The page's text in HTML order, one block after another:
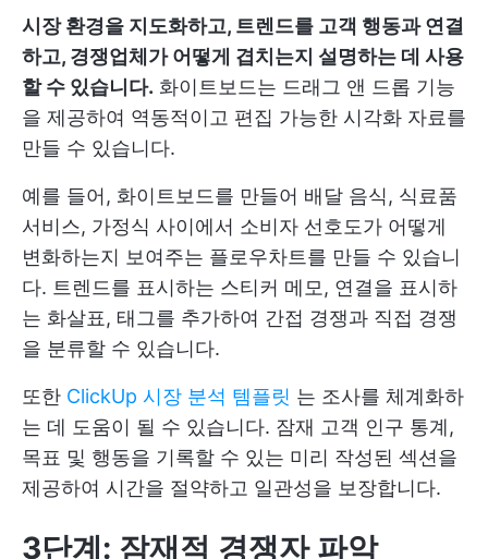
시장 환경을 지도화하고, 트렌드를 고객 행동과 연결
하고, 경쟁업체가 어떻게 겹치는지 설명하는 데 사용
할 수 있습니다. 화이트보드는 드래그 앤 드롭 기능
을 제공하여 역동적이고 편집 가능한 시각화 자료를
만들 수 있습니다.
예를 들어, 화이트보드를 만들어 배달 음식, 식료품
서비스, 가정식 사이에서 소비자 선호도가 어떻게
변화하는지 보여주는 플로우차트를 만들 수 있습니
다. 트렌드를 표시하는 스티커 메모, 연결을 표시하
는 화살표, 태그를 추가하여 간접 경쟁과 직접 경쟁
을 분류할 수 있습니다.
또한 ClickUp 시장 분석 템플릿 는 조사를 체계화하
는 데 도움이 될 수 있습니다. 잠재 고객 인구 통계,
목표 및 행동을 기록할 수 있는 미리 작성된 섹션을
제공하여 시간을 절약하고 일관성을 보장합니다.
3단계: 잠재적 경쟁자 파악